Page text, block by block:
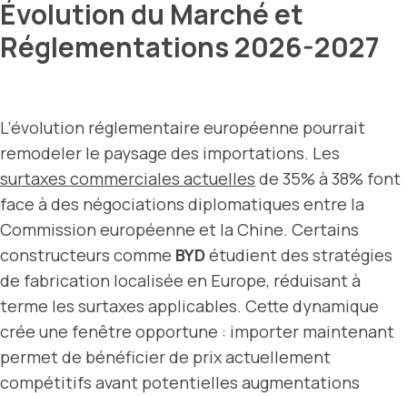
Évolution du Marché et
Réglementations 2026-2027
L’évolution réglementaire européenne pourrait
remodeler le paysage des importations. Les
surtaxes commerciales actuelles de 35% à 38% font
face à des négociations diplomatiques entre la
Commission européenne et la Chine. Certains
constructeurs comme BYDétudient des stratégies
de fabrication localisée en Europe, réduisant à
terme les surtaxes applicables. Cette dynamique
crée une fenêtre opportune : importer maintenant
permet de bénéficier de prix actuellement
compétitifs avant potentielles augmentations